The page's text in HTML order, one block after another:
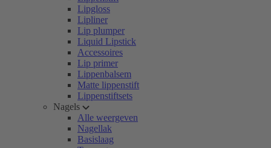
Lipgloss
Lipliner
Lip plumper
Liquid Lipstick
Accessoires
Lip primer
Lippenbalsem
Matte lippenstift
Lippenstiftsets
Nagels
Alle weergeven
Nagellak
Basislaag